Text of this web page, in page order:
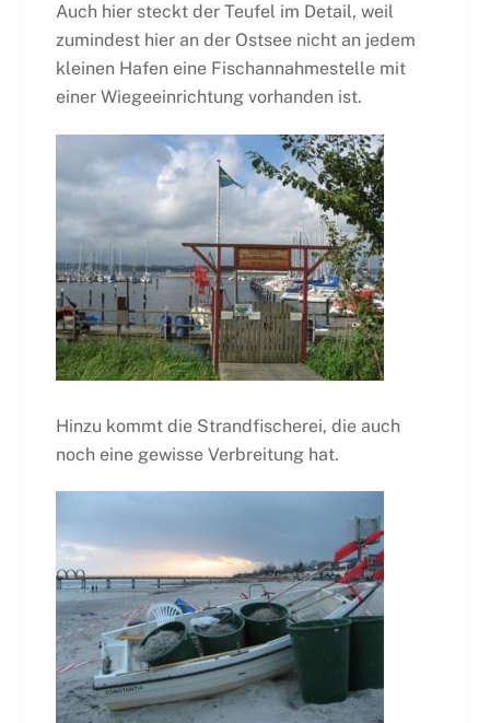
Auch hier steckt der Teufel im Detail, weil
zumindest hier an der Ostsee nicht an jedem
kleinen Hafen eine Fischannahmestelle mit
einer Wiegeeinrichtung vorhanden ist.
Hinzu kommt die Strandfischerei, die auch
noch eine gewisse Verbreitung hat.